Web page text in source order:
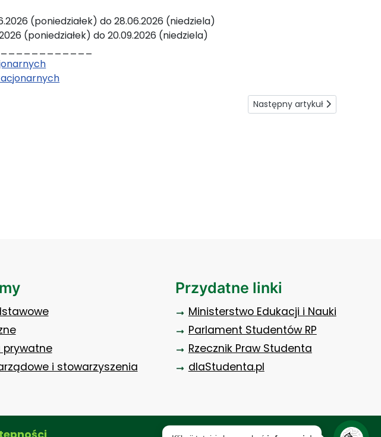
(poniedziałek) do 28.06.2026 (niedziela)
(poniedziałek) do 20.09.2026 (niedziela)
Następny artykuł: Instytucje
Następny artykuł
prywatne
i stowarzyszenia
Przydatne linki
Ministerstwo Edukacji i Nauki
Parlament Studentów RP
Rzecznik Praw Studenta
dlaStudenta.pl